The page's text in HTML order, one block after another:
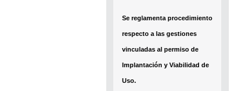
Se reglamenta procedimiento
respecto a las gestiones
vinculadas al permiso de
Implantación y Viabilidad de
Uso.